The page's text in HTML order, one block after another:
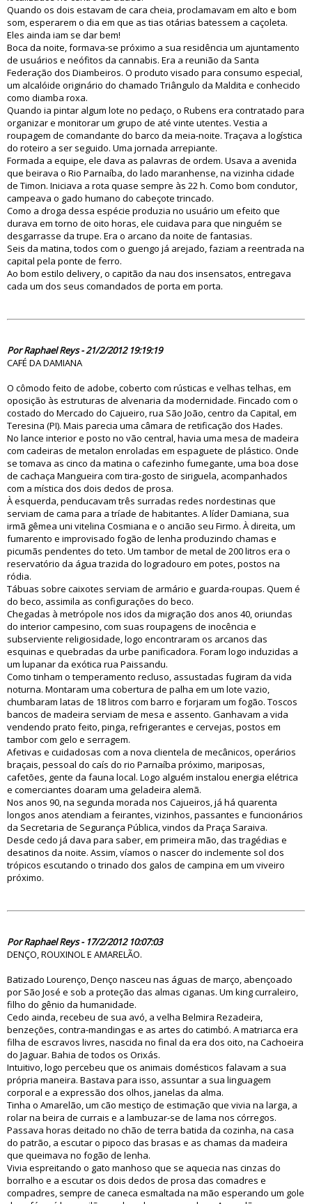
Quando os dois estavam de cara cheia, proclamavam em alto e bom
som, esperarem o dia em que as tias otárias batessem a caçoleta.
Eles ainda iam se dar bem!
Boca da noite, formava-se próximo a sua residência um ajuntamento
de usuários e neófitos da cannabis. Era a reunião da Santa
Federação dos Diambeiros. O produto visado para consumo especial,
um alcalóide originário do chamado Triângulo da Maldita e conhecido
como diamba roxa.
Quando ia pintar algum lote no pedaço, o Rubens era contratado para
organizar e monitorar um grupo de até vinte utentes. Vestia a
roupagem de comandante do barco da meia-noite. Traçava a logística
do roteiro a ser seguido. Uma jornada arrepiante.
Formada a equipe, ele dava as palavras de ordem. Usava a avenida
que beirava o Rio Parnaíba, do lado maranhense, na vizinha cidade
de Timon. Iniciava a rota quase sempre às 22 h. Como bom condutor,
campeava o gado humano do cabeçote trincado.
Como a droga dessa espécie produzia no usuário um efeito que
durava em torno de oito horas, ele cuidava para que ninguém se
desgarrasse da trupe. Era o arcano da noite de fantasias.
Seis da matina, todos com o guengo já arejado, faziam a reentrada na
capital pela ponte de ferro.
Ao bom estilo delivery, o capitão da nau dos insensatos, entregava
cada um dos seus comandados de porta em porta.
Por Raphael Reys - 21/2/2012 19:19:19
CAFÉ DA DAMIANA
O cômodo feito de adobe, coberto com rústicas e velhas telhas, em
oposição às estruturas de alvenaria da modernidade. Fincado com o
costado do Mercado do Cajueiro, rua São João, centro da Capital, em
Teresina (PI). Mais parecia uma câmara de retificação dos Hades.
No lance interior e posto no vão central, havia uma mesa de madeira
com cadeiras de metalon enroladas em espaguete de plástico. Onde
se tomava as cinco da matina o cafezinho fumegante, uma boa dose
de cachaça Mangueira com tira-gosto de siriguela, acompanhados
com a mística dos dois dedos de prosa.
À esquerda, penducavam três surradas redes nordestinas que
serviam de cama para a tríade de habitantes. A líder Damiana, sua
irmã gêmea uni vitelina Cosmiana e o ancião seu Firmo. À direita, um
fumarento e improvisado fogão de lenha produzindo chamas e
picumãs pendentes do teto. Um tambor de metal de 200 litros era o
reservatório da água trazida do logradouro em potes, postos na
ródia.
Tábuas sobre caixotes serviam de armário e guarda-roupas. Quem é
do beco, assimila as configurações do beco.
Chegadas à metrópole nos idos da migração dos anos 40, oriundas
do interior campesino, com suas roupagens de inocência e
subserviente religiosidade, logo encontraram os arcanos das
esquinas e quebradas da urbe panificadora. Foram logo induzidas a
um lupanar da exótica rua Paissandu.
Como tinham o temperamento recluso, assustadas fugiram da vida
noturna. Montaram uma cobertura de palha em um lote vazio,
chumbaram latas de 18 litros com barro e forjaram um fogão. Toscos
bancos de madeira serviam de mesa e assento. Ganhavam a vida
vendendo prato feito, pinga, refrigerantes e cervejas, postos em
tambor com gelo e serragem.
Afetivas e cuidadosas com a nova clientela de mecânicos, operários
braçais, pessoal do caís do rio Parnaíba próximo, mariposas,
cafetões, gente da fauna local. Logo alguém instalou energia elétrica
e comerciantes doaram uma geladeira alemã.
Nos anos 90, na segunda morada nos Cajueiros, já há quarenta
longos anos atendiam a feirantes, vizinhos, passantes e funcionários
da Secretaria de Segurança Pública, vindos da Praça Saraiva.
Desde cedo já dava para saber, em primeira mão, das tragédias e
desatinos da noite. Assim, víamos o nascer do inclemente sol dos
trópicos escutando o trinado dos galos de campina em um viveiro
próximo.
Por Raphael Reys - 17/2/2012 10:07:03
DENÇO, ROUXINOL E AMARELÃO.
Batizado Lourenço, Denço nasceu nas águas de março, abençoado
por São José e sob a proteção das almas ciganas. Um king curraleiro,
filho do gênio da humanidade.
Cedo ainda, recebeu de sua avó, a velha Belmira Rezadeira,
benzeções, contra-mandingas e as artes do catimbó. A matriarca era
filha de escravos livres, nascida no final da era dos oito, na Cachoeira
do Jaguar. Bahia de todos os Orixás.
Intuitivo, logo percebeu que os animais domésticos falavam a sua
própria maneira. Bastava para isso, assuntar a sua linguagem
corporal e a expressão dos olhos, janelas da alma.
Tinha o Amarelão, um cão mestiço de estimação que vivia na larga, a
rolar na beira de currais e a lambuzar-se de lama nos córregos.
Passava horas deitado no chão de terra batida da cozinha, na casa
do patrão, a escutar o pipoco das brasas e as chamas da madeira
que queimava no fogão de lenha.
Vivia espreitando o gato manhoso que se aquecia nas cinzas do
borralho e a escutar os dois dedos de prosa das comadres e
compadres, sempre de caneca esmaltada na mão esperando um gole